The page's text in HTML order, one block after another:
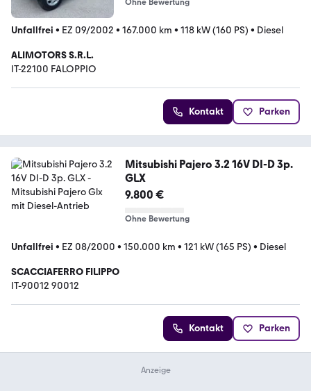
Ohne Bewertung
Unfallfrei • EZ 09/2002 • 167.000 km • 118 kW (160 PS) • Diesel
ALIMOTORS S.R.L.
IT-22100 FALOPPIO
Kontakt Parken
Mitsubishi Pajero 3.2 16V DI-D 3p.
GLX
9.800 €
Ohne Bewertung
Unfallfrei • EZ 08/2000 • 150.000 km • 121 kW (165 PS) • Diesel
SCACCIAFERRO FILIPPO
IT-90012 90012
Kontakt Parken